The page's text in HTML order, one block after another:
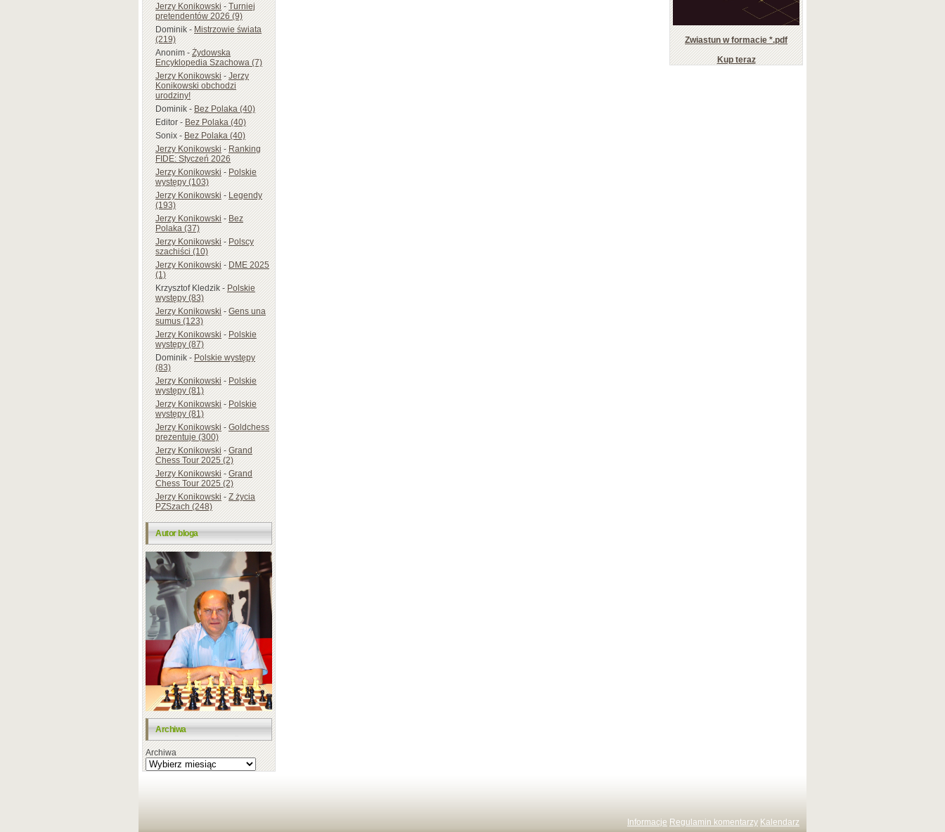
Jerzy Konikowski-Turniej
pretendentów 2026 (9)
Dominik-Mistrzowie świata
(219)
Anonim-Żydowska
Encyklopedia Szachowa (7)
Jerzy Konikowski-Jerzy
Konikowski obchodzi
urodziny!
Dominik-Bez Polaka (40)
Editor-Bez Polaka (40)
Sonix-Bez Polaka (40)
Jerzy Konikowski-Ranking
FIDE: Styczeń 2026
Jerzy Konikowski-Polskie
występy (103)
Jerzy Konikowski-Legendy
(193)
Jerzy Konikowski-Bez
Polaka (37)
Jerzy Konikowski-Polscy
szachiści (10)
Jerzy Konikowski-DME 2025
(1)
Krzysztof Kledzik-Polskie
występy (83)
Jerzy Konikowski-Gens una
sumus (123)
Jerzy Konikowski-Polskie
występy (87)
Dominik-Polskie występy
(83)
Jerzy Konikowski-Polskie
występy (81)
Jerzy Konikowski-Polskie
występy (81)
Jerzy Konikowski-Goldchess
prezentuje (300)
Jerzy Konikowski-Grand
Chess Tour 2025 (2)
Jerzy Konikowski-Grand
Chess Tour 2025 (2)
Jerzy Konikowski-Z życia
PZSzach (248)
Autor bloga
Archiwa
Archiwa
Zwiastun w formacie *.pdf
Kup teraz
Informacje Regulamin komentarzy Kalendarz